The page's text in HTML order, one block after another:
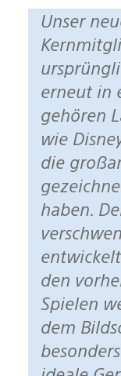
Unser neues Spiel vereint die
erneut in
gehören
wie
die
haben.
den
Spielen
dem